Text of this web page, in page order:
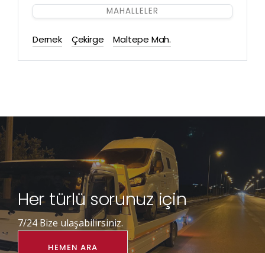
MAHALLELER
Dernek Çekirge Maltepe Mah.
Her türlü sorunuz için
7/24 Bize ulaşabilirsiniz.
HEMEN ARA